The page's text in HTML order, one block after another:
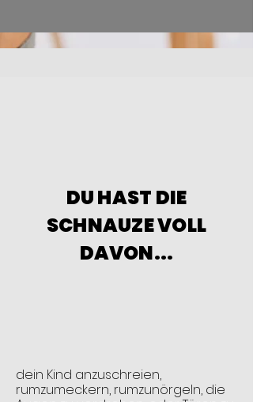
DU HAST DIE
SCHNAUZE VOLL
DAVON...
dein Kind anzuschreien,
rumzumeckern, rumzunörgeln, die